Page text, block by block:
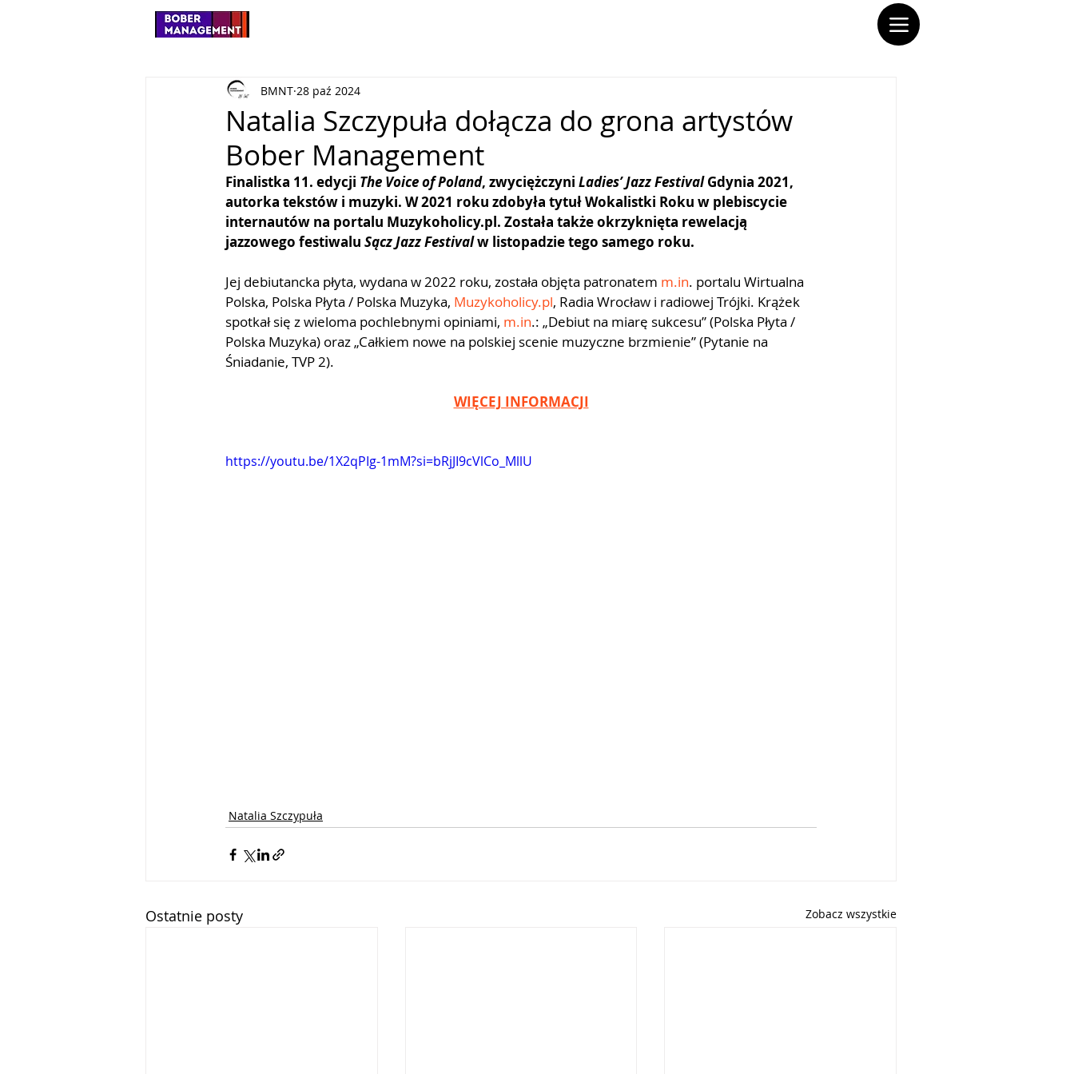
Natalia Szczypuła dołącza do grona artystów
Bober Management
BMNT 28 paź 2024
Finalistka 11. edycji The Voice of Poland, zwyciężczyni Ladies’ Jazz Festival Gdynia 2021,
autorka tekstów i muzyki. W 2021 roku zdobyła tytuł Wokalistki Roku w plebiscycie
internautów na portalu Muzykoholicy.pl. Została także okrzyknięta rewelacją
jazzowego festiwalu Sącz Jazz Festival w listopadzie tego samego roku.
Jej debiutancka płyta, wydana w 2022 roku, została objęta patronatem m.in. portalu Wirtualna
Polska, Polska Płyta / Polska Muzyka, Muzykoholicy.pl, Radia Wrocław i radiowej Trójki. Krążek
spotkał się z wieloma pochlebnymi opiniami, m.in.: „Debiut na miarę sukcesu” (Polska Płyta /
Polska Muzyka) oraz „Całkiem nowe na polskiej scenie muzyczne brzmienie” (Pytanie na
Śniadanie, TVP 2).
WIĘCEJ INFORMACJI
https://youtu.be/1X2qPIg-1mM?si=bRjJI9cVlCo_MllU
Natalia Szczypuła
Ostatnie posty Zobacz wszystkie